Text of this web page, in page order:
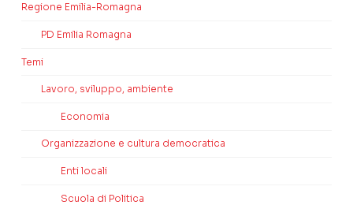
Regione Emilia-Romagna
PD Emilia Romagna
Temi
Lavoro, sviluppo, ambiente
Economia
Organizzazione e cultura democratica
Enti locali
Scuola di Politica